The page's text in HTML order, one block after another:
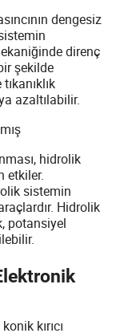
dengesiz
direnç
şekilde
azaltılabilir.
hidrolik
etkiler.
sistemin
Hidrolik
potansiyel
kırıcı